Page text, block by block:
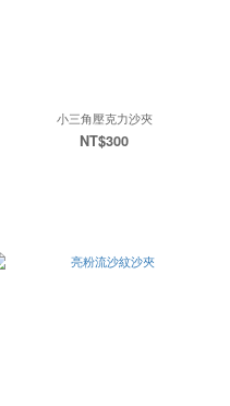
小三角壓克力沙夾
NT$300